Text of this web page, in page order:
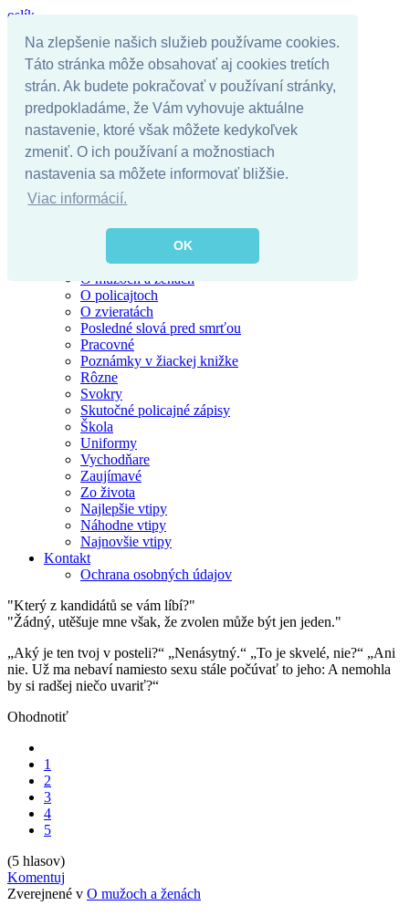
Na zlepšenie našich služieb používame cookies.
Táto stránka môže obsahovať aj cookies tretích
strán. Ak budete pokračovať v používaní stránky,
predpokladáme, že Vám vyhovuje aktuálne
nastavenie, ktoré však môžete kedykoľvek
zmeniť. O ich používaní a možnostiach
nastavenia sa môžete informovať bližšie.
Viac informácií.
OK
oslík
Úvodná stránka
Alkohol
Blondínky
Chuck Norris
Darwinova cena
Kostolné
Hlavolamy
Motoristi
Najzábavnejšie citáty
O rómoch
O mužoch a ženách
O policajtoch
O zvieratách
Posledné slová pred smrťou
Pracovné
Poznámky v žiackej knižke
Rôzne
Svokry
Skutočné policajné zápisy
Škola
Uniformy
Vychodňare
Zaujímavé
Zo života
Najlepšie vtipy
Náhodne vtipy
Najnovšie vtipy
Kontakt
Ochrana osobných údajov
"Který z kandidátů se vám líbí?"
"Žádný, utěšuje mne však, že zvolen může být jen jeden."
„Aký je ten tvoj v posteli?“ „Nenásytný.“ „To je skvelé, nie?“ „Ani
nie. Už ma nebaví namiesto sexu stále počúvať to jeho: A nemohla
by si radšej niečo uvariť?“
Ohodnotiť
1
2
3
4
5
(5 hlasov)
Komentuj
Zverejnené v O mužoch a ženách